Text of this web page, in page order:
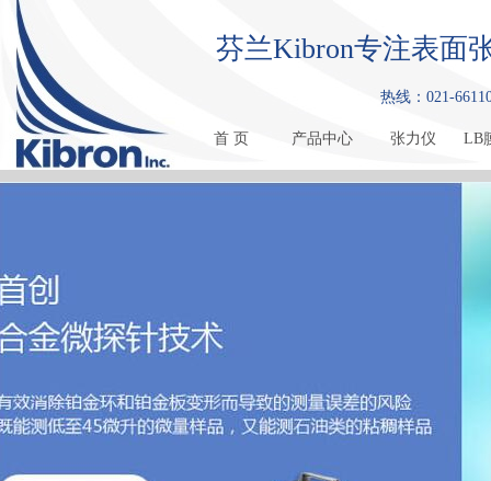
芬兰Kibron专注表面
热线：021-
首 页 产品中心 张力仪 LB